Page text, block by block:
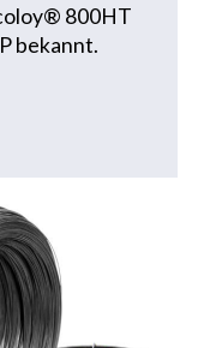
800HT
bekannt.